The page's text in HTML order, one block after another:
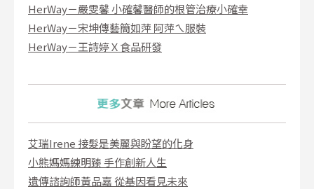
HerWay－嚴雯馨 小確馨醫師的根管治療小確幸
HerWay－宋坤傳藝簡如萍 阿萍ㄟ服裝
HerWay－王詩婷Ｘ食品研發
艾瑞Irene 接髮是美麗與盼望的化身
小熊媽媽練明臻 手作創新人生
遺傳諮詢師黃品嘉 從基因看見未來